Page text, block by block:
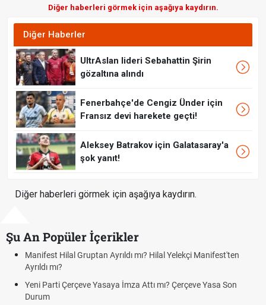
Diğer haberleri görmek için aşağıya kaydırın.
Diğer Haberler
UltrAslan lideri Sebahattin Şirin
gözaltına alındı
Fenerbahçe'de Cengiz Ünder için
Fransız devi harekete geçti!
Aleksey Batrakov için Galatasaray'a
şok yanıt!
Diğer haberleri görmek için aşağıya kaydırın.
Şu An Popüler İçerikler
Manifest Hilal Gruptan Ayrıldı mı? Hilal Yelekçi Manifest'ten
Ayrıldı mı?
Yeni Parti Çerçeve Yasaya İmza Attı mı? Çerçeve Yasa Son
Durum